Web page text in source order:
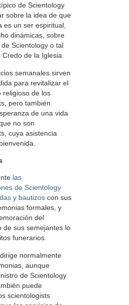
de Scientology
sobre la idea de que
es un ser espiritual,
dinámicas, sobre
de Scientology o tal
Credo de la Iglesia.
semanales sirven
para revitalizar el
religioso de los
pero también
de una vida
no son
cuya asistencia
las
de Scientology
y bautizos con sus
formales, y
del
de sus semejantes lo
funerarios.
normalmente
aunque
de Scientology
puede
scientologists